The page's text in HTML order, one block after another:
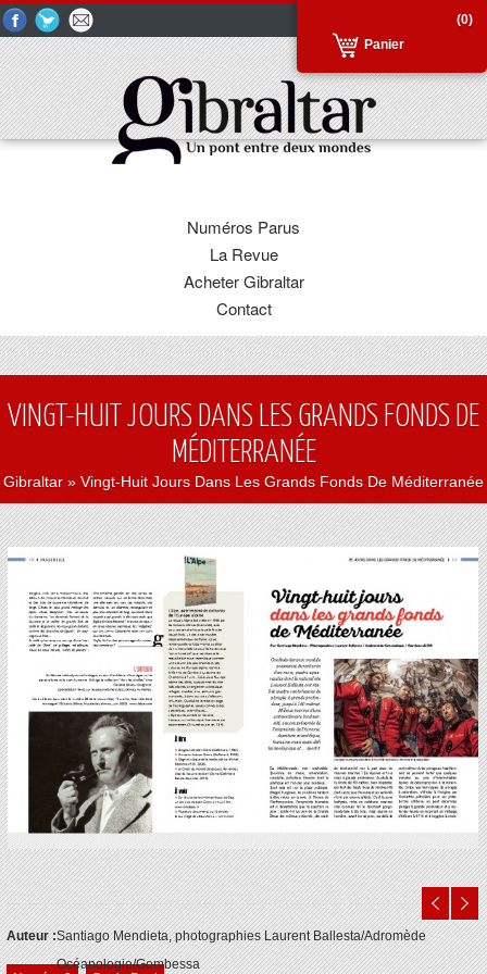
(0)
Panier
Numéros Parus
La Revue
Acheter Gibraltar
Contact
VINGT-HUIT JOURS DANS LES GRANDS FONDS DE
MÉDITERRANÉE
Gibraltar » Vingt-Huit Jours Dans Les Grands Fonds De Méditerranée
Auteur :Santiago Mendieta, photographies Laurent Ballesta/Adromède
Océanologie/Gombessa